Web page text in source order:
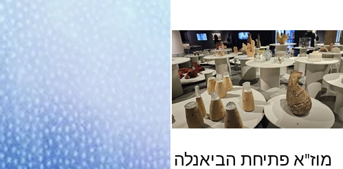
כוללת 8 קוביות תבלינים: ג'ינג'ר, בצל מקורמל,
שום, פטרוזיליה, כוסברה, בזיליקום, אורגנו
וטימין.
מוז"א פתיחת הביאנלה